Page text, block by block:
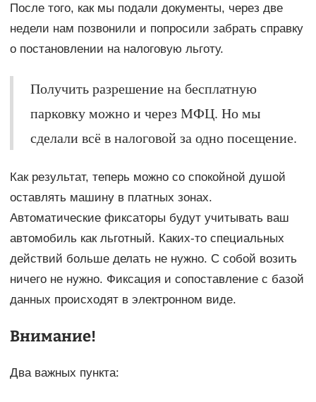
После того, как мы подали документы, через две
недели нам позвонили и попросили забрать справку
о постановлении на налоговую льготу.
Получить разрешение на бесплатную
парковку можно и через МФЦ. Но мы
сделали всё в налоговой за одно посещение.
Как результат, теперь можно со спокойной душой
оставлять машину в платных зонах.
Автоматические фиксаторы будут учитывать ваш
автомобиль как льготный. Каких-то специальных
действий больше делать не нужно. С собой возить
ничего не нужно. Фиксация и сопоставление с базой
данных происходят в электронном виде.
Внимание!
Два важных пункта: